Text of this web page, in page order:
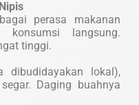
perasa makanan
langsung.
tinggi.
lokal),
Daging buahnya